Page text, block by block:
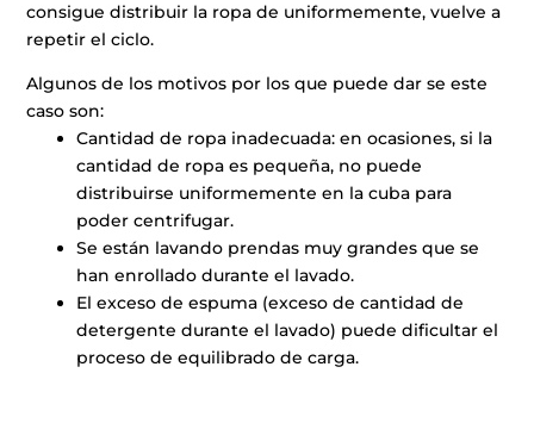
consigue distribuir la ropa de uniformemente, vuelve a
repetir el ciclo.
Algunos de los motivos por los que puede dar se este
caso son:
Cantidad de ropa inadecuada: en ocasiones, si la
cantidad de ropa es pequeña, no puede
distribuirse uniformemente en la cuba para
poder centrifugar.
Se están lavando prendas muy grandes que se
han enrollado durante el lavado.
El exceso de espuma (exceso de cantidad de
detergente durante el lavado) puede dificultar el
proceso de equilibrado de carga.